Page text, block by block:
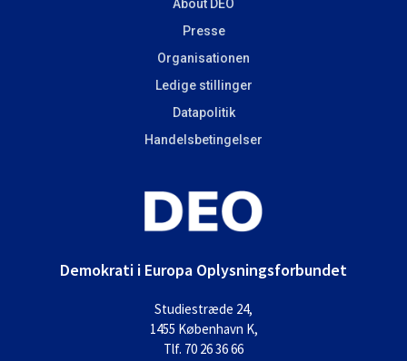
About DEO
Presse
Organisationen
Ledige stillinger
Datapolitik
Handelsbetingelser
Demokrati i Europa Oplysningsforbundet
Studiestræde 24,
1455 København K,
Tlf. 70 26 36 66